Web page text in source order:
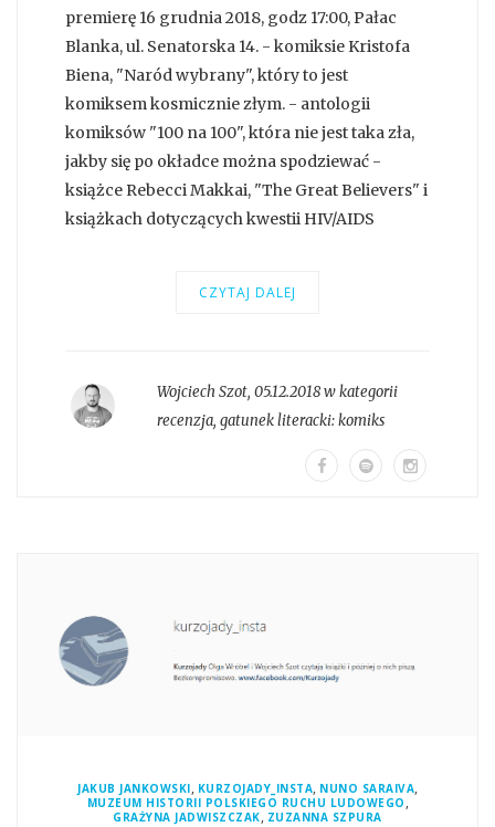
premierę 16 grudnia 2018, godz 17:00, Pałac
Blanka, ul. Senatorska 14. - komiksie Kristofa
Biena, "Naród wybrany", który to jest
komiksem kosmicznie złym. - antologii
komiksów "100 na 100", która nie jest taka zła,
jakby się po okładce można spodziewać -
książce Rebecci Makkai, "The Great Believers" i
książkach dotyczących kwestii HIV/AIDS
CZYTAJ DALEJ
Wojciech Szot, 05.12.2018 w kategorii
recenzja, gatunek literacki:komiks
JAKUB JANKOWSKI, KURZOJADY_INSTA, NUNO SARAIVA,
MUZEUM HISTORII POLSKIEGO RUCHU LUDOWEGO ,
GRAŻYNA JADWISZCZAK, ZUZANNA SZPURA